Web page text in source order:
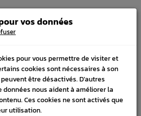
vos données
pour vous permettre de visiter et
cookies sont nécessaires à son
être désactivés. D'autres
nous aident à améliorer la
Ces cookies ne sont activés que
utilisation.